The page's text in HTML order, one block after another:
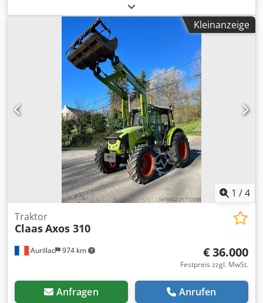
Kleinanzeige
1 /4
Aurillac 974 km
Traktor
ClaasAxos 310
€ 36.000
Festpreis zzgl. MwSt.
Anfragen Anrufen